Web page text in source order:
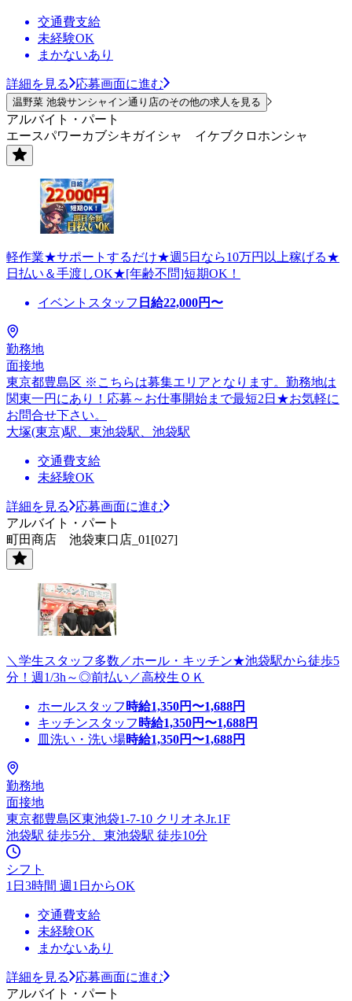
交通費支給
未経験OK
まかないあり
詳細を見る 応募画面に進む
温野菜 池袋サンシャイン通り店のその他の求人を見る
アルバイト・パート
エースパワーカブシキガイシャ イケブクロホンシャ
軽作業★サポートするだけ★週5日なら10万円以上稼げる★
日払い＆手渡しOK★[年齢不問]短期OK！
イベントスタッフ 日給22,000円〜
勤務地
面接地
東京都豊島区 ※こちらは募集エリアとなります。勤務地は
関東一円にあり！応募～お仕事開始まで最短2日★お気軽に
お問合せ下さい。
大塚(東京)駅、東池袋駅、池袋駅
交通費支給
未経験OK
詳細を見る
応募画面に進む
アルバイト・パート
町田商店 池袋東口店_01[027]
＼学生スタッフ多数／ホール・キッチン★池袋駅から徒歩5
分！週1/3h～◎前払い／高校生ＯＫ
ホールスタッフ 時給1,350円〜1,688円
キッチンスタッフ 時給1,350円〜1,688円
皿洗い・洗い場時給1,350円〜1,688円
勤務地
面接地
東京都豊島区東池袋1-7-10 クリオネJr.1F
池袋駅 徒歩5分、東池袋駅 徒歩10分
シフト
1日3時間 週1日からOK
交通費支給
未経験OK
まかないあり
詳細を見る
応募画面に進む
アルバイト・パート